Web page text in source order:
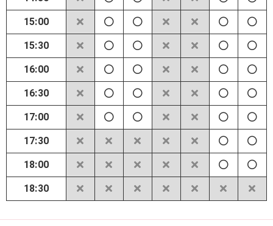
15:00
15:30
16:00
16:30
17:00
17:30
18:00
18:30